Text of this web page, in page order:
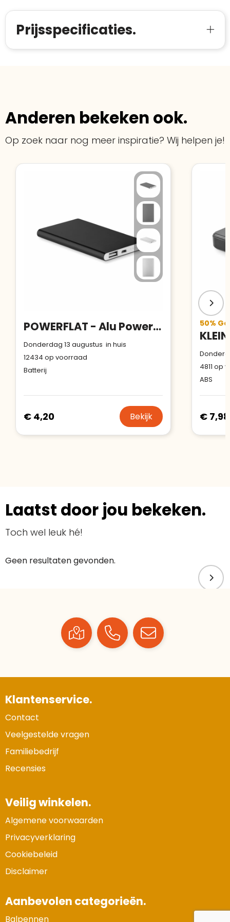
Prijsspecificaties.
Anderen bekeken ook.
Op zoek naar nog meer inspiratie? Wij helpen je!
POWERFLAT - Alu PowerBank 4000mAh
Donderdag 13 augustus in huis
12434 op voorraad
Batterij
€ 4,20 Bekijk
50%
4811 op
ABS
€ 7,98
Laatst door jou bekeken.
Toch wel leuk hé!
Geen resultaten gevonden.
Klantenservice.
Contact
Veelgestelde vragen
Familiebedrijf
Recensies
Veilig winkelen.
Algemene voorwaarden
Privacyverklaring
Cookiebeleid
Disclaimer
Aanbevolen categorieën.
Balpennen